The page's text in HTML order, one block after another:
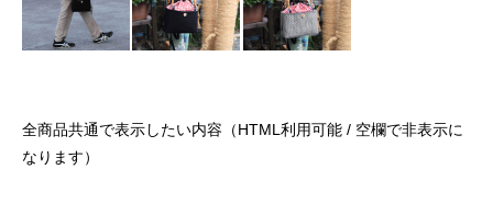
全商品共通で表示したい内容（HTML利用可能 / 空欄で非表示に
なります）